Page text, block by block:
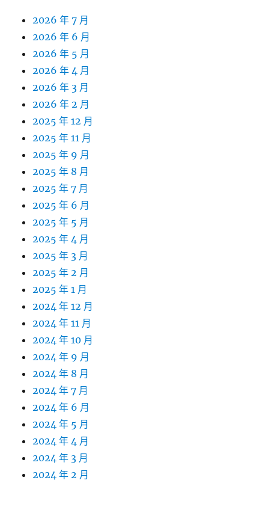
2026 年 7 月
2026 年 6 月
2026 年 5 月
2026 年 4 月
2026 年 3 月
2026 年 2 月
2025 年 12 月
2025 年 11 月
2025 年 9 月
2025 年 8 月
2025 年 7 月
2025 年 6 月
2025 年 5 月
2025 年 4 月
2025 年 3 月
2025 年 2 月
2025 年 1 月
2024 年 12 月
2024 年 11 月
2024 年 10 月
2024 年 9 月
2024 年 8 月
2024 年 7 月
2024 年 6 月
2024 年 5 月
2024 年 4 月
2024 年 3 月
2024 年 2 月